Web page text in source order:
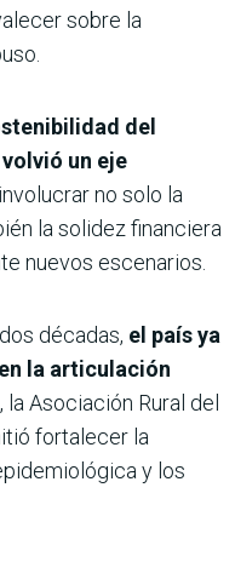
sobre la
del
un eje
no solo la
la solidez financiera
nuevos escenarios.
décadas, el país ya
la articulación
Asociación Rural del
fortalecer la
y los